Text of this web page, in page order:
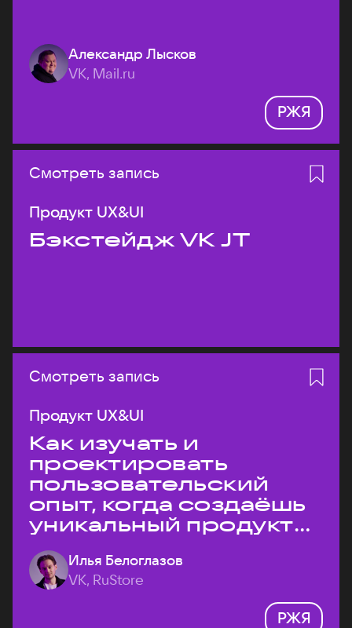
Александр Лысков
VK, Mail.ru
РЖЯ
Смотреть запись
Продукт UX&UI
Бэкстейдж VK JT
Смотреть запись
Продукт UX&UI
Как изучать и
проектировать
пользовательский
опыт, когда создаёшь
уникальный продукт
на рынке?
Илья Белоглазов
VK, RuStore
РЖЯ